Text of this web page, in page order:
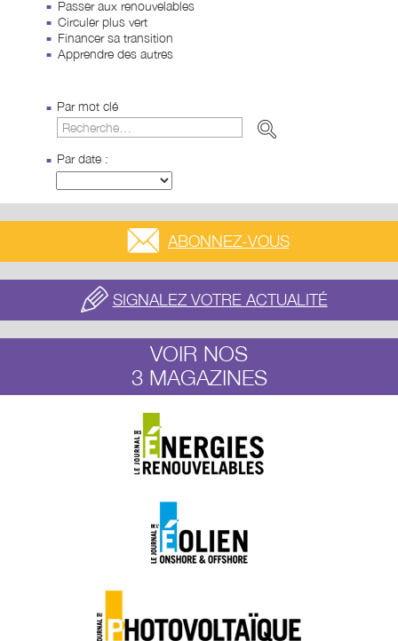
Passer aux renouvelables
Circuler plus vert
Financer sa transition
Apprendre des autres
Par mot clé
Par date :
ABONNEZ-VOUS
SIGNALEZ VOTRE ACTUALITÉ
VOIR NOS
3 MAGAZINES